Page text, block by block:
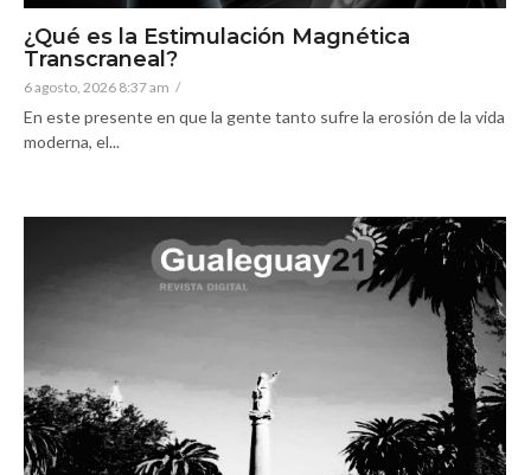
¿Qué es la Estimulación Magnética
Transcraneal?
6 agosto, 2026 8:37 am /
En este presente en que la gente tanto sufre la erosión de la vida
moderna, el...